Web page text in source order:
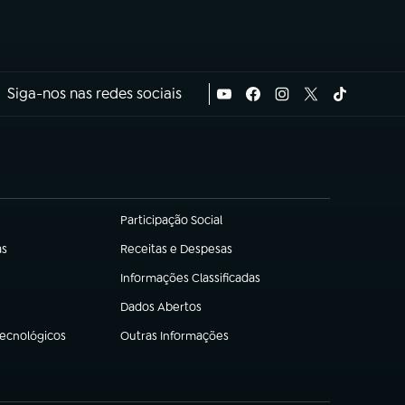
Siga-nos nas redes sociais
Participação Social
(abre em nova aba)
Receitas e Despesas
(abre em nova aba)
Informações Classificadas
(abre em nova aba)
Dados Abertos
(abre em nova aba)
Outras Informações
(abre em nova aba)